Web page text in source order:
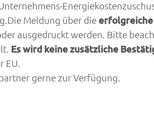
Meldung über die
ausgedruckt werden. Bitte
Es wird keine zusätzliche
EU.
gerne zur Verfügung.